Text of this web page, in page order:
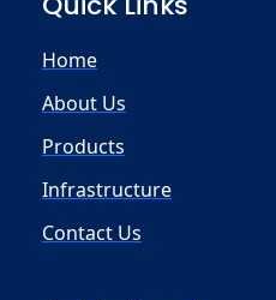
Home
About Us
Products
Infrastructure
Contact Us